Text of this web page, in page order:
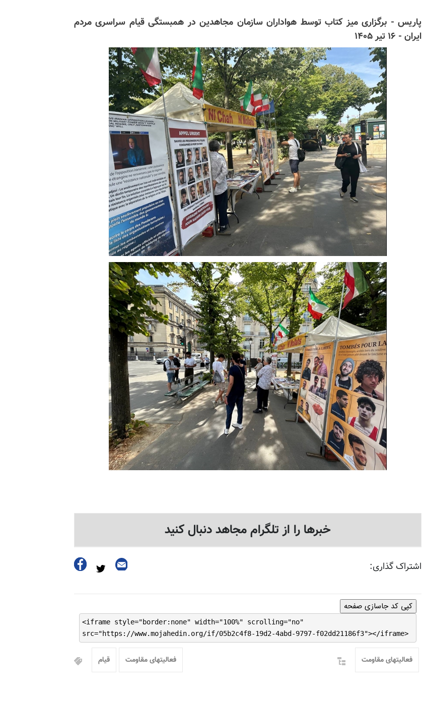
پاریس - برگزاری میز کتاب توسط هواداران سازمان مجاهدین در همبستگی قیام سراسری مردم
ایران - ۱۶ تیر ۱۴۰۵
خبرها را از تلگرام مجاهد دنبال کنید
اشتراک گذاری:
کپی کد جاسازی صفحه
<iframe style="border:none" width="100%" scrolling="no"
src="https://www.mojahedin.org/if/05b2c4f8-19d2-4abd-9797-f02dd21186f3"></iframe>
فعالیتهای مقاومت قیام فعالیتهای مقاومت